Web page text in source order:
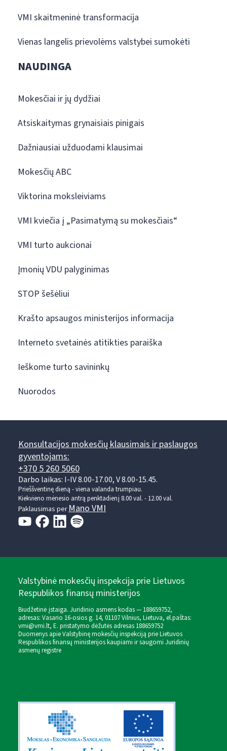
VMI skaitmeninė transformacija
Vienas langelis prievolėms valstybei sumokėti
NAUDINGA
Mokesčiai ir jų dydžiai
Atsiskaitymas grynaisiais pinigais
Dažniausiai užduodami klausimai
Mokesčių ABC
Viktorina moksleiviams
VMI kviečia į „Pasimatymą su mokesčiais“
VMI turto aukcionai
Įmonių VDU palyginimas
STOP šešėliui
Krašto apsaugos ministerijos informacija
Interneto svetainės atitikties paraiška
Ieškome turto savininkų
Nuorodos
Konsultacijos mokesčių klausimais ir paslaugos
gyventojams:
+370 5 260 5060
Darbo laikas: I-IV 8.00-17.00, V 8.00-15.45.
Prieššventinę dieną - viena valanda trumpiau.
Kiekvieno mėnesio antrą penktadienį 8.00 val. - 12.00 val.
Paklausimas per Mano VMI
Valstybinė mokesčių inspekcija prie Lietuvos
Respublikos finansų ministerijos
Biudžetinė įstaiga. Juridinio asmens kodas — 188659752,
adresas: Vasario 16-osios g. 14, 01107 Vilnius, Lietuva, el.paštas:
vmi@vmi.lt, E. pristatymo dėžutės adresas 188659752
Duomenys apie Valstybinę mokesčių inspekciją prie Lietuvos
Respublikos finansų ministerijos kaupiami ir saugomi Juridinių
asmenų registre